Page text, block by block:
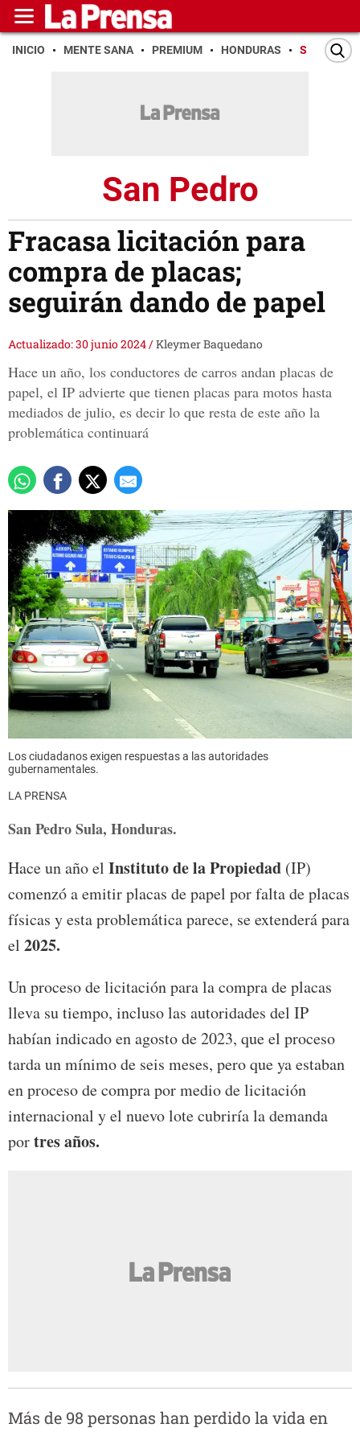
INICIO MENTE SANA PREMIUM HONDURAS SAN PEDRO
San Pedro
Fracasa licitación para
compra de placas;
seguirán dando de papel
Actualizado: 30 junio 2024/Kleymer Baquedano
Hace un año, los conductores de carros andan placas de
papel, el IP advierte que tienen placas para motos hasta
mediados de julio, es decir lo que resta de este año la
problemática continuará
Los ciudadanos exigen respuestas a las autoridades
gubernamentales.
LA PRENSA
San Pedro Sula, Honduras.
Hace un año el Instituto de la Propiedad (IP)
comenzó a emitir placas de papel por falta de placas
físicas y esta problemática parece, se extenderá para
el 2025.
Un proceso de licitación para la compra de placas
lleva su tiempo, incluso las autoridades del IP
habían indicado en agosto de 2023, que el proceso
tarda un mínimo de seis meses, pero que ya estaban
en proceso de compra por medio de licitación
internacional y el nuevo lote cubriría la demanda
portres años.
Más de 98 personas han perdido la vida en